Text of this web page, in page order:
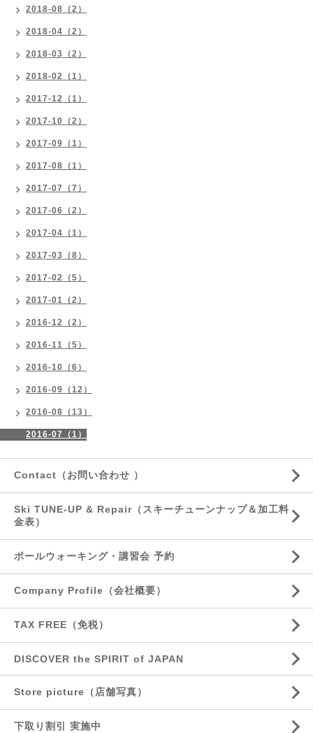
2018-08（2）
2018-04（2）
2018-03（2）
2018-02（1）
2017-12（1）
2017-10（2）
2017-09（1）
2017-08（1）
2017-07（7）
2017-06（2）
2017-04（1）
2017-03（8）
2017-02（5）
2017-01（2）
2016-12（2）
2016-11（5）
2016-10（6）
2016-09（12）
2016-08（13）
2016-07（1）
Contact（お問い合わせ ）
Ski TUNE-UP & Repair（スキーチューンナップ＆加工料
金表）
ポールウォーキング・講習会 予約
Company Profile（会社概要）
TAX FREE（免税）
DISCOVER the SPIRIT of JAPAN
Store picture（店舗写真）
下取り割引 実施中